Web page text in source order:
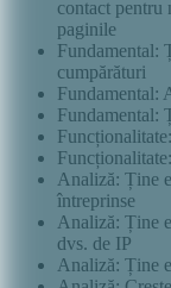
contact pentru
paginile
Fundamental:
cumpărături
Fundamental:
Fundamental:
Analiză: Ține
întreprinse
Analiză: Ține
dvs. de IP
Analiză: Ține